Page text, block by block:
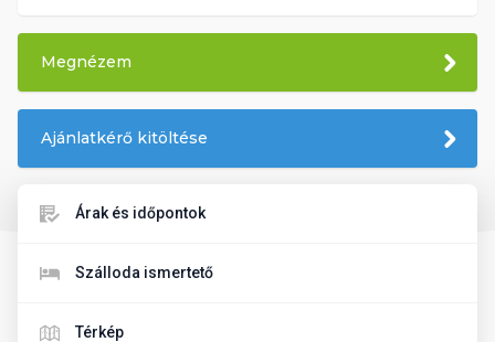
Megnézem
Ajánlatkérő kitöltése
Árak és időpontok
Szálloda ismertető
Térkép